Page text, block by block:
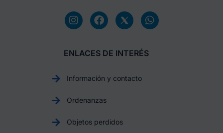
ENLACES DE INTERÉS
Información y contacto
Ordenanzas
Objetos perdidos